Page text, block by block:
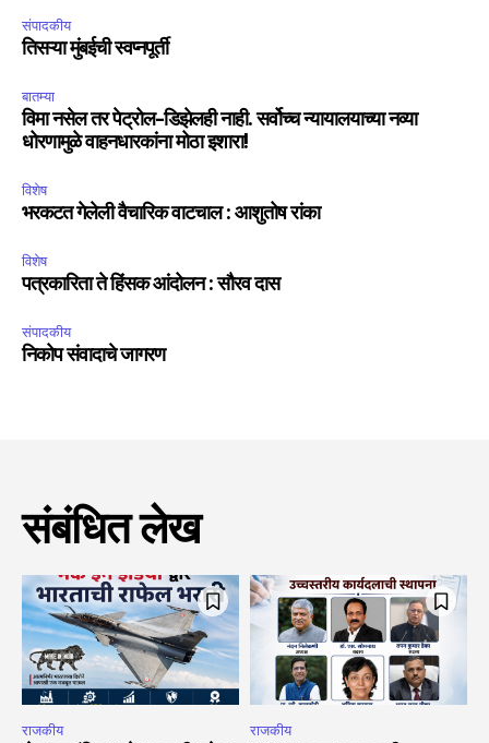
संपादकीय
तिसऱ्या मुंबईची स्वप्नपूर्ती
बातम्या
विमा नसेल तर पेट्रोल-डिझेलही नाही. सर्वोच्च न्यायालयाच्या नव्या
धोरणामुळे वाहनधारकांना मोठा इशारा!
विशेष
भरकटत गेलेली वैचारिक वाटचाल : आशुतोष रांका
विशेष
पत्रकारिता ते हिंसक आंदोलन : सौरव दास
संपादकीय
निकोप संवादाचे जागरण
संबंधित लेख
राजकीय राजकीय